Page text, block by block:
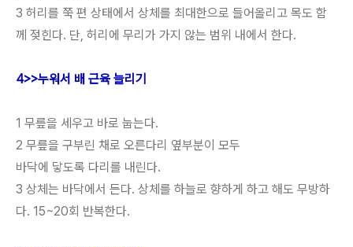
3 허리를 쭉 편 상태에서 상체를 최대한으로 들어올리고 목도 함
께 젖힌다. 단, 허리에 무리가 가지 않는 범위 내에서 한다.
4>>누워서 배 근육 늘리기
1 무릎을 세우고 바로 눕는다.
2 무릎을 구부린 채로 오른다리 옆부분이 모두
바닥에 닿도록 다리를 내린다.
3 상체는 바닥에서 든다. 상체를 하늘로 향하게 하고 해도 무방하
다. 15~20회 반복한다.